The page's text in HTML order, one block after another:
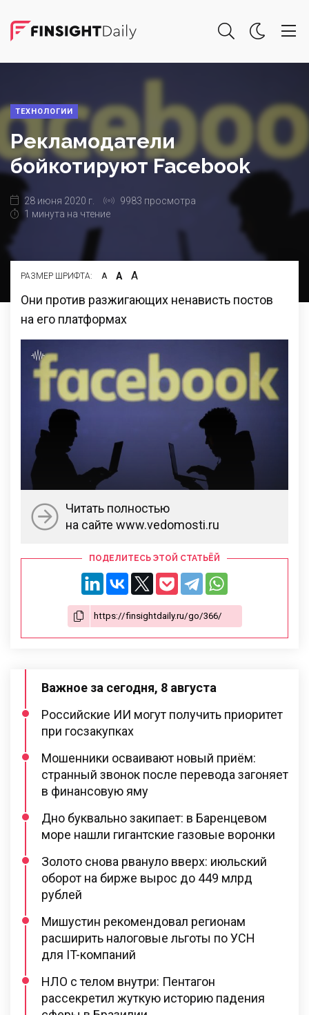
ТЕХНОЛОГИИ
Рекламодатели
бойкотируют Facebook
28 июня 2020 г.
9983 просмотра
1 минута на чтение
РАЗМЕР ШРИФТА: А А А
Они против разжигающих ненависть постов
на его платформах
Читать полностью
на сайте www.vedomosti.ru
ПОДЕЛИТЕСЬ ЭТОЙ СТАТЬЁЙ
Важное за сегодня, 8 августа
Российские ИИ могут получить приоритет
при госзакупках
Мошенники осваивают новый приём:
странный звонок после перевода загоняет
в финансовую яму
Дно буквально закипает: в Баренцевом
море нашли гигантские газовые воронки
Золото снова рвануло вверх: июльский
оборот на бирже вырос до 449 млрд
рублей
Мишустин рекомендовал регионам
расширить налоговые льготы по УСН
для IT-компаний
НЛО с телом внутри: Пентагон
рассекретил жуткую историю падения